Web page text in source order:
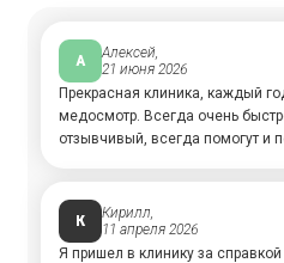
А
Алексей,
21 июня 2026
Прекрасная клиника, каждый
медосмотр. Всегда очень
отзывчивый, всегда помогут и
К
Кирилл,
11 апреля 2026
Я пришел в клинику за